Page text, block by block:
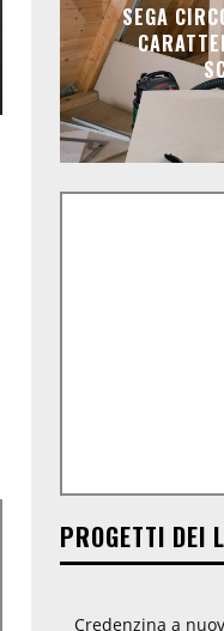
SEGA
PROGETTI DEI
Credenzina a